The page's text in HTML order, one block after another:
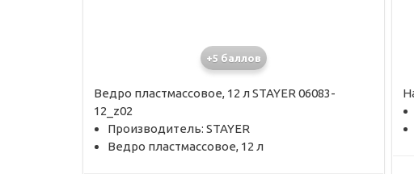
+5 баллов
Ведро пластмассовое, 12 л STAYER 06083-
12_z02
Производитель: STAYER
Ведро пластмассовое, 12 л